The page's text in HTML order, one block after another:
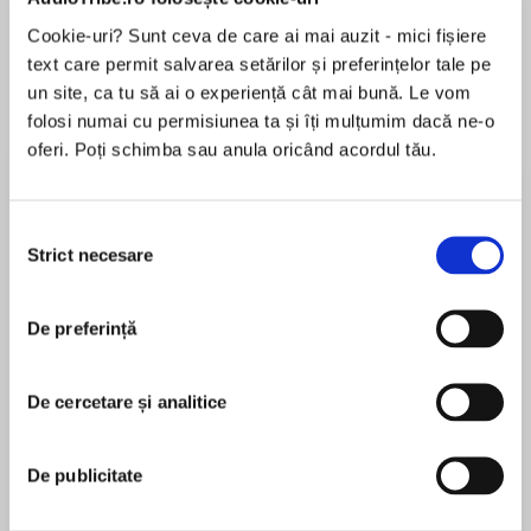
Cookie-uri? Sunt ceva de care ai mai auzit - mici fișiere
text care permit salvarea setărilor și preferințelor tale pe
un site, ca tu să ai o experiență cât mai bună. Le vom
folosi numai cu permisiunea ta și îți mulțumim dacă ne-o
oferi. Poți schimba sau anula oricând acordul tău.
consimțământului
Strict necesare
De preferință
De cercetare și analitice
De publicitate
de...
Dani Francis
la...
Lauren Weisberger
Desprecarte
set in dark academia about a queer Black teen
who discovers the sinister history of his
it all.
Regent Academy has a long and storied history
in Winslow, Vermont, as does the forest that
teens into leaders, but its history is far more
MAI MULT
Kosoko Jackson is the Lambda Literary Award–